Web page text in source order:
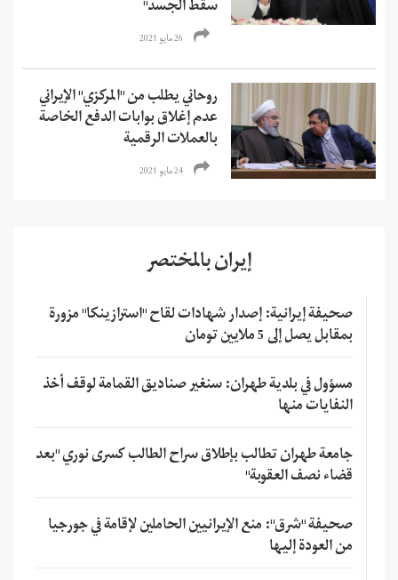
سقط الجسد"
26 مايو 2021
روحاني يطلب من "المركزي" الإيراني
عدم إغلاق بوابات الدفع الخاصة
بالعملات الرقمية
24 مايو 2021
إيران بالمختصر
صحيفة إيرانية: إصدار شهادات لقاح "استرازينكا" مزورة
بمقابل يصل إلى 5 ملايين تومان
مسؤول في بلدية طهران: سنغير صناديق القمامة لوقف أخذ
النفايات منها
جامعة طهران تطالب بإطلاق سراح الطالب كسرى نوري "بعد
قضاء نصف العقوبة"
صحيفة "شرق": منع الإيرانيين الحاملين لإقامة في جورجيا
من العودة إليها